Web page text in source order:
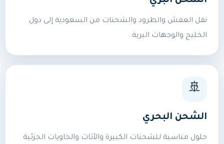
نقل العفش والطرود والشحنات من السعودية إلى دول
الخليج والوجهات البرية.
🚢
الشحن البحري
حلول مناسبة للشحنات الكبيرة والأثاث والحاويات الجزئية